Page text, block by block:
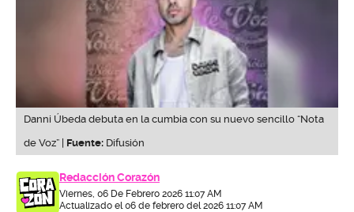
Danni Úbeda debuta en la cumbia con su nuevo sencillo “Nota
de Voz” | Fuente: Difusión
Redacción Corazón
Viernes, 06 De Febrero 2026 11:07 AM
Actualizado el 06 de febrero del 2026 11:07 AM